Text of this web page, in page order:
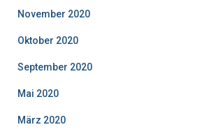
November 2020
Oktober 2020
September 2020
Mai 2020
März 2020